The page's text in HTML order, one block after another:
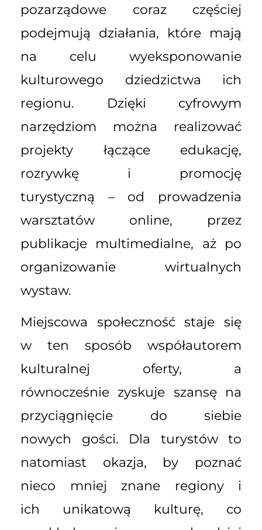
pozarządowe coraz częściej
podejmują działania, które mają
na celu wyeksponowanie
kulturowego dziedzictwa ich
regionu. Dzięki cyfrowym
narzędziom można realizować
projekty łączące edukację,
rozrywkę i promocję
turystyczną – od prowadzenia
warsztatów online, przez
publikacje multimedialne, aż po
organizowanie wirtualnych
wystaw.
Miejscowa społeczność staje się
w ten sposób współautorem
kulturalnej oferty, a
równocześnie zyskuje szansę na
przyciągnięcie do siebie
nowych gości. Dla turystów to
natomiast okazja, by poznać
nieco mniej znane regiony i
ich unikatową kulturę, co